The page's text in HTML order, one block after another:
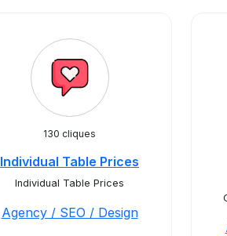
130 cliques
Individual Table Prices
Individual Table Prices
Agency / SEO / Design